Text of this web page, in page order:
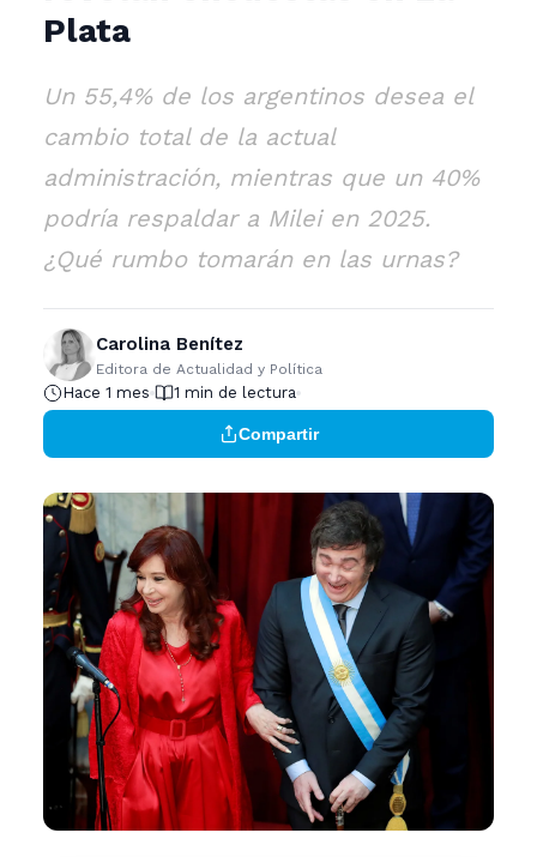
Plata
Un 55,4% de los argentinos desea el
cambio total de la actual
administración, mientras que un 40%
podría respaldar a Milei en 2025.
¿Qué rumbo tomarán en las urnas?
Carolina Benítez
Editora de Actualidad y Política
Hace 1 mes 1 min de lectura
Compartir